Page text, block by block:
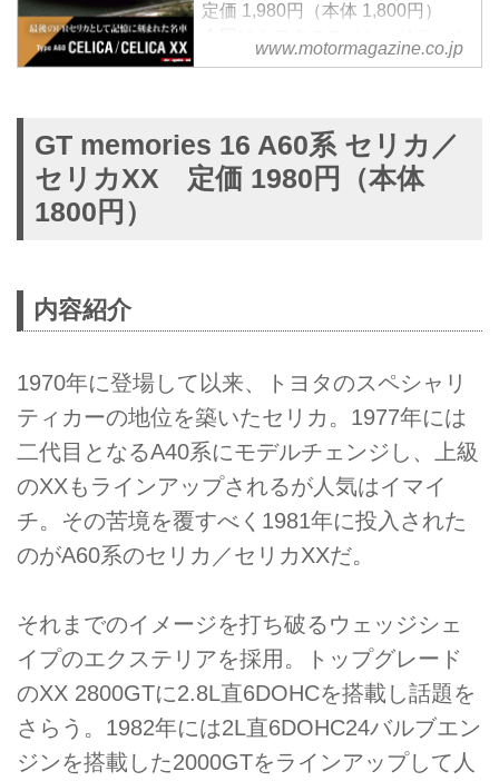
定価 1,980円（本体 1,800円）
ーの地位を築いたセリカにスポッ
した資料性の高い保存本のシリー
ズ第十六弾。
巻末には抜粋で各モデルの新車カ
となるA40系にモデルチェンジ
し、上級のXXもラインア...
www.motormagazine.co.jp
GT memories 16 A60系 セリカ／
セリカXX 定価 1980円（本体
1800円）
内容紹介
1970年に登場して以来、トヨタのスペシャリ
ティカーの地位を築いたセリカ。1977年には
二代目となるA40系にモデルチェンジし、上級
のXXもラインアップされるが人気はイマイ
チ。その苦境を覆すべく1981年に投入された
のがA60系のセリカ／セリカXXだ。
それまでのイメージを打ち破るウェッジシェ
イプのエクステリアを採用。トップグレード
のXX 2800GTに2.8L直6DOHCを搭載し話題を
さらう。1982年には2L直6DOHC24バルブエン
ジンを搭載した2000GTをラインアップして人